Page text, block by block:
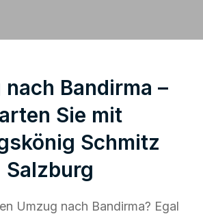
nach Bandirma –
Sie mit
Schmitz
Salzburg
Umzug nach Bandirma? Egal